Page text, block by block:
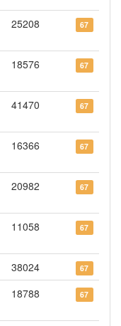
25208 67
18576 67
41470 67
16366 67
20982 67
11058 67
38024 67
18788 67